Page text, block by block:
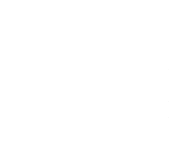
az élő társadalmi elvárás
A szép, az igaz, az
mibenlétéről lehet vitatkozni.
tulajdonságok minden
minden lehet valamilyen
igazságos, célszerű.
más, további jelzőkkel is